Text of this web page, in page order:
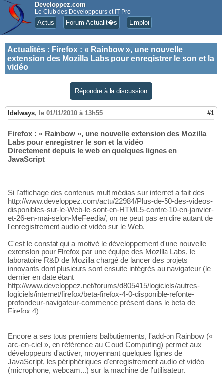
Developpez.com
Le Club des Développeurs et IT Pro
Actus Forum Actualit�s Emploi
Actualités : Firefox : « Rainbow », une nouvelle
extension des Mozilla Labs pour enregistrer le son et la
vidéo
Répondre à la discussion
Idelways, le 01/11/2010 à 13h55 #1
Firefox : « Rainbow », une nouvelle extension des Mozilla
Labs pour enregistrer le son et la vidéo
Directement depuis le web en quelques lignes en
JavaScript
Si l'affichage des contenus multimédias sur internet a fait des
http://www.developpez.com/actu/22984/Plus-de-50-des-videos-
disponibles-sur-le-Web-le-sont-en-HTML5-contre-10-en-janvier-
et-26-en-mai-selon-MeFeedia/, on ne peut pas en dire autant de
l'enregistrement audio et vidéo sur le Web.
C'est le constat qui a motivé le développement d'une nouvelle
extension pour Firefox par une équipe des Mozilla Labs, le
laboratoire R&D de Mozilla chargé de lancer des projets
innovants dont plusieurs sont ensuite intégrés au navigateur (le
dernier en date étant
http://www.developpez.net/forums/d805415/logiciels/autres-
logiciels/internet/firefox/beta-firefox-4-0-disponible-refonte-
profondeur-navigateur-commence présent dans le beta de
Firefox 4).
Encore a ses tous premiers balbutiements, l'add-on Rainbow («
arc-en-ciel », en référence au Cloud Computing) permet aux
développeurs d'activer, moyennant quelques lignes de
JavaScript, les périphériques d'enregistrement audio et vidéo
(microphone, webcam...) sur la machine de l'utilisateur.